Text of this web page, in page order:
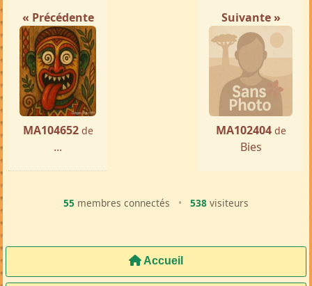
« Précédente
MA104652 de
...
Suivante »
MA102404 de
Bies
55 membres connectés • 538 visiteurs
Accueil